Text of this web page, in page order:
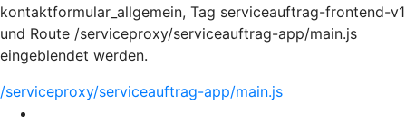
kontaktformular_allgemein, Tag serviceauftrag-frontend-v1
und Route /serviceproxy/serviceauftrag-app/main.js
eingeblendet werden.
/serviceproxy/serviceauftrag-app/main.js